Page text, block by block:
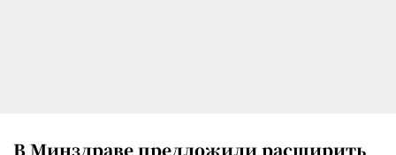
В Минздраве предложили расширить